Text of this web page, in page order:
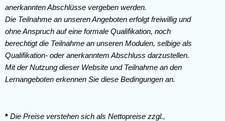
anerkannten Abschlüsse vergeben werden.
Die Teilnahme an unseren Angeboten erfolgt freiwillig und
ohne Anspruch auf eine formale Qualifikation, noch
berechtigt die Teilnahme an unseren Modulen, selbige als
Qualifikation- oder anerkanntem Abschluss darzustellen.
Mit der Nutzung dieser Website und Teilnahme an den
Lernangeboten erkennen Sie diese Bedingungen an.
* Die Preise verstehen sich als Nettopreise zzgl.,